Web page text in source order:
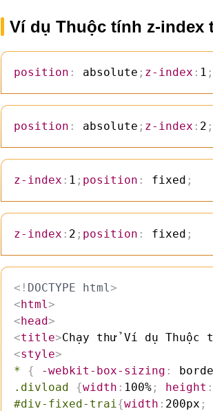
Ví dụ Thuộc tính z-index
position : absolute ; z-index : 1 ;
position : absolute ; z-index : 2 ;
z-index : 1 ; position : fixed ;
z-index : 2 ; position : fixed ;
<! DOCTYPE html>
<html>
<head>
<title>Chạy thử Ví dụ Thuộc
<style>
*
{ -webkit-box-sizing :
.divload
{width : 100% ; height :
#div-fixed-trai{width : 200px ;